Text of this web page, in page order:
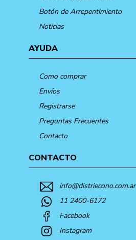
Botón de Arrepentimiento
Noticias
AYUDA
Como comprar
Envíos
Registrarse
Preguntas Frecuentes
Contacto
CONTACTO
info@distriecono.com.ar
11 2400-6172
Facebook
Instagram